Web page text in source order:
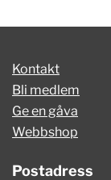
Kontakt
Bli medlem
Ge en gåva
Webbshop
Postadress